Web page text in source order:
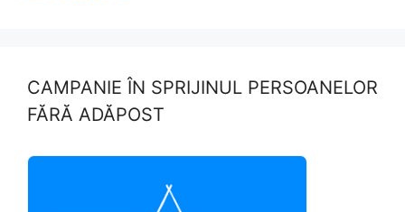
CAMPANIE ÎN SPRIJINUL PERSOANELOR
FĂRĂ ADĂPOST